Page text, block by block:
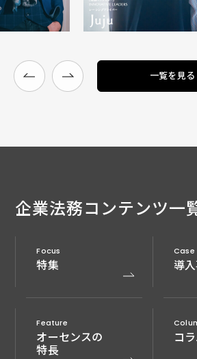
一覧を見る
企業法務コンテンツ一
Focus
特集
Case
導
Feature
オーセンスの
特長
コ